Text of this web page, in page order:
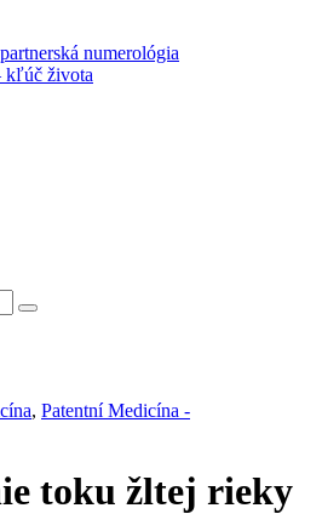
numerológia
kľúč života
, Patentní Medicína -
toku žltej rieky